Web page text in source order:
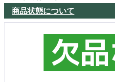
商品状態について